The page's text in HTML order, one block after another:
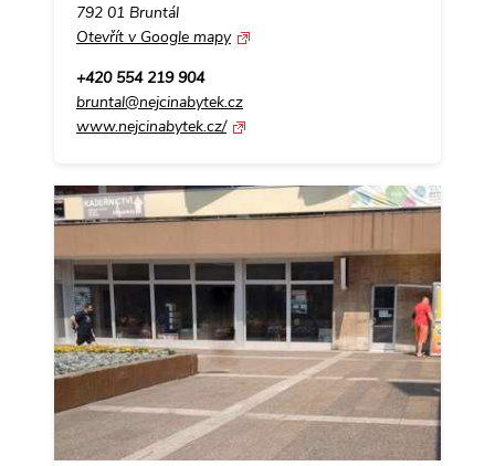
792 01 Bruntál
Otevřít v Google mapy
+420 554 219 904
bruntal@nejcinabytek.cz
www.nejcinabytek.cz/